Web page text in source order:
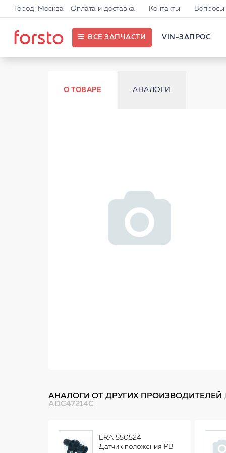
Город: Москва Оплата и доставка Контакты Вопросы
ВСЕ ЗАПЧАСТИ VIN-ЗАПРОС
О ТОВАРЕ АНАЛОГИ
АНАЛОГИ ОТ ДРУГИХ ПРОИЗВОДИТЕЛЕЙ
ADC47214C
ERA 550524
Датчик положения РВ